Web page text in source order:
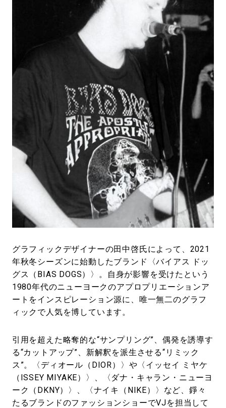
#SNEAKER #OUTDOOR
#HANDSOME HANDBOOK
グラフィックデザイナーの田中啓氏によって、2021
年秋冬シーズンに始動したブランド〈バイアス ドッ
グス（BIAS DOGS）〉。自身が影響を受けたという
1980年代のニューヨークのアプロプリエーションア
ートをインスピレーション源に、唯一無二のグラフ
ィックで人気を博しています。
引用を超えた略奪的な“サンプリング”、偶発を誘導す
る“カットアップ”、新解釈を派生させる“リミック
ス”。〈ディオール（DIOR）〉や〈イッセイ ミヤケ
（ISSEY MIYAKE）〉、〈ダナ・キャラン・ニューヨ
ーク（DKNY）〉、〈ナイキ（NIKE）〉など、錚々
たるブランドのファッションショーでVJを担当して